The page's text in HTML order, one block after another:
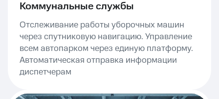
Коммунальные службы
Отслеживание работы уборочных машин
через спутниковую навигацию. Управление
всем автопарком через единую платформу.
Автоматическая отправка информации
диспетчерам